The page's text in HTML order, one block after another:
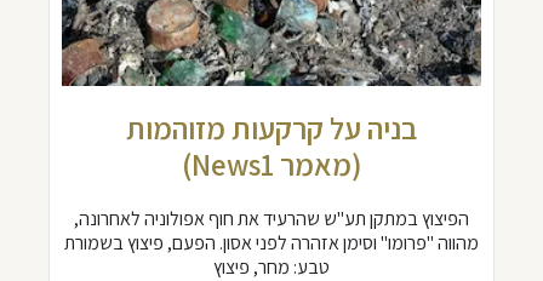
בניה על קרקעות מזוהמות
(מאמר News1)
הפיצוץ במתקן תע"ש שהרעיד את חוף אפולוניה לאחרונה,
מהווה "פרומו" וסימן אזהרה לפני אסון. הפעם, פיצוץ בשמורת
טבע: מחר, פיצוץ